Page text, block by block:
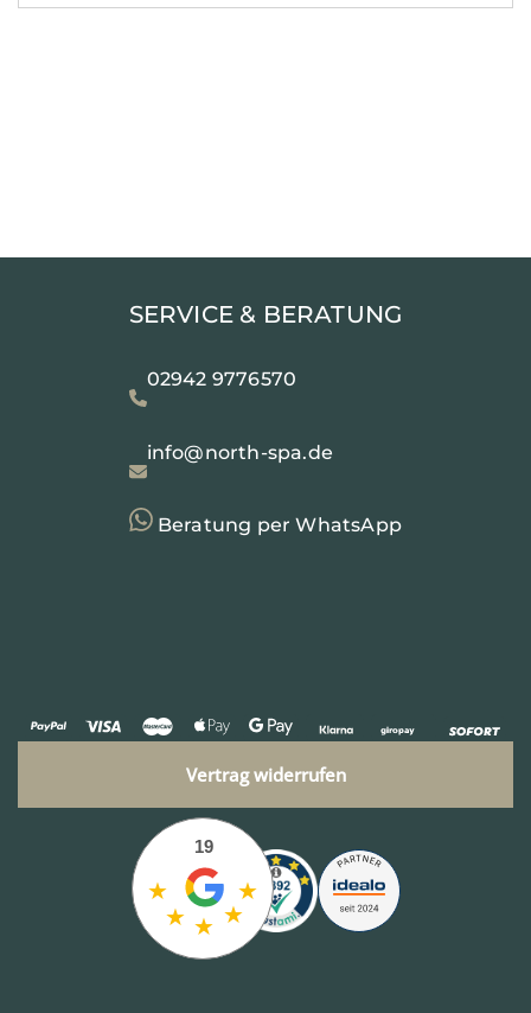
SERVICE & BERATUNG
02942 9776570
info@north-spa.de
Beratung per WhatsApp
Vertrag widerrufen
★
★ ★ ★
★
19